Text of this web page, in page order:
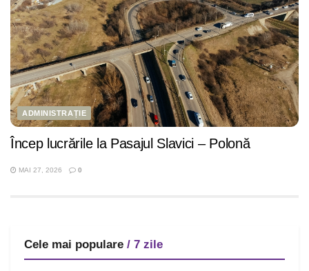
ADMINISTRAȚIE
Încep lucrările la Pasajul Slavici – Polonă
MAI 27, 2026 0
Cele mai populare / 7 zile